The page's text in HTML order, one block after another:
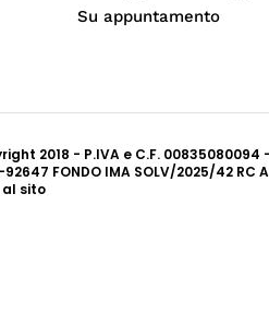
Su appuntamento
2018 - P.IVA e C.F.
92647 FONDO IMA SOLV/2025/42 RC
sito